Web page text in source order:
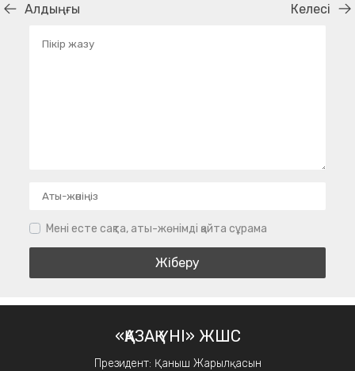
Алдыңғы Келесі
Мені есте сақта, аты-жөнімді қайта сұрама
«ҚАЗАҚ ҮНІ» ЖШС
Президент: Қаныш Жарылқасын